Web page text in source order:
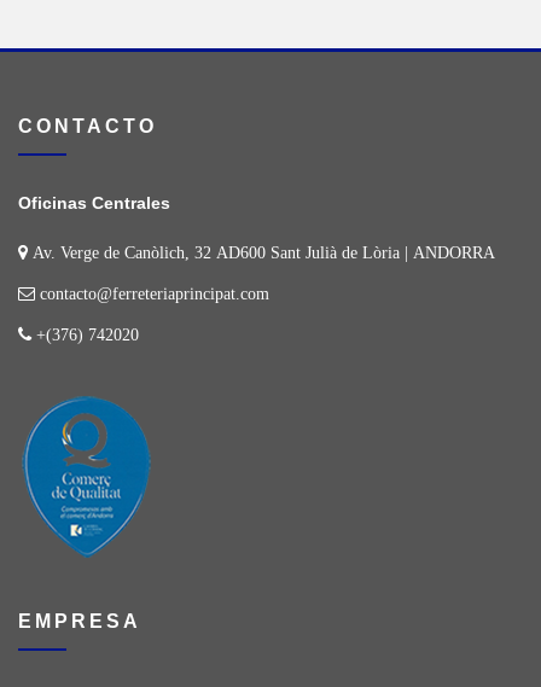
CONTACTO
Oficinas Centrales
Av. Verge de Canòlich, 32 AD600 Sant Julià de Lòria | ANDORRA
contacto@ferreteriaprincipat.com
+(376) 742020
EMPRESA